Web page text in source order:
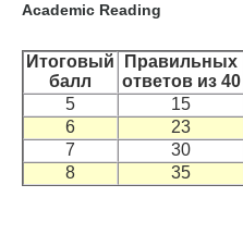
Academic Reading
Итоговый
балл
Правильных
ответов из 40
5
15
6
23
7
30
8
35